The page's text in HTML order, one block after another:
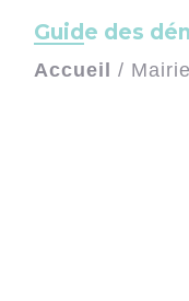
Guide des
Accueil / Mairie